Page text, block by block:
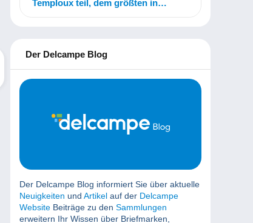
Temploux teil, dem größten in
Der Delcampe Blog
Der Delcampe Blog informiert Sie über aktuelle
Neuigkeiten und Artikel auf der Delcampe
Website Beiträge zu den Sammlungen
erweitern Ihr Wissen über Briefmarken,